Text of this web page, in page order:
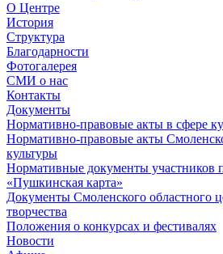
О Центре
История
Структура
Благодарности
Фотогалерея
СМИ о нас
Контакты
Документы
Нормативно-правовые акты в сфере
Нормативно-правовые акты
культуры
Нормативные документы участников
«Пушкинская карта»
Документы Смоленского областного
творчества
Положения о конкурсах и фестивалях
Новости